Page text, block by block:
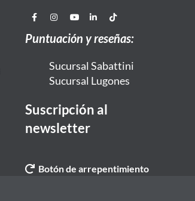
Puntuación y reseñas:
Sucursal Sabattini
Sucursal Lugones
Suscripción al
newsletter
Botón de arrepentimiento